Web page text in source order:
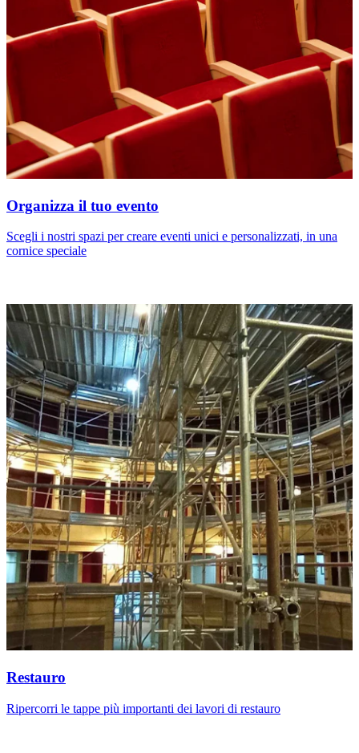
Organizza il tuo evento
Scegli i nostri spazi per creare eventi unici e personalizzati, in una
cornice speciale
Restauro
Ripercorri le tappe più importanti dei lavori di restauro